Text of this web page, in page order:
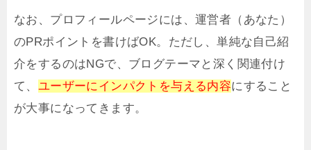
なお、プロフィールページには、運営者（あなた）
のPRポイントを書けばOK。ただし、単純な自己紹
介をするのはNGで、ブログテーマと深く関連付け
て、 ユーザーにインパクトを与える内容にすること
が大事になってきます。